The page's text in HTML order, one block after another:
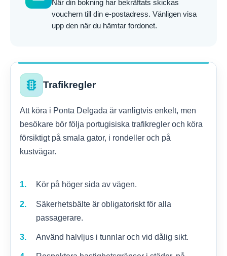
När din bokning har bekräftats skickas
vouchern till din e-postadress. Vänligen visa
upp den när du hämtar fordonet.
traffic Trafikregler
Att köra i Ponta Delgada är vanligtvis enkelt, men
besökare bör följa portugisiska trafikregler och köra
försiktigt på smala gator, i rondeller och på
kustvägar.
Kör på höger sida av vägen.
Säkerhetsbälte är obligatoriskt för alla
passagerare.
Använd halvljus i tunnlar och vid dålig sikt.